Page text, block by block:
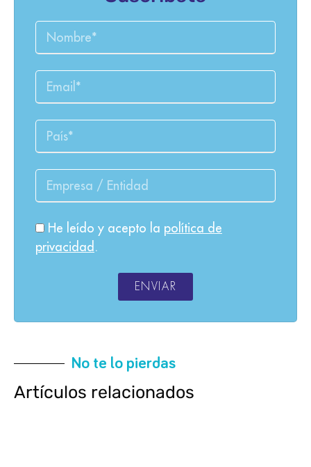
He leído y acepto la política de
privacidad .
ENVIAR
No te lo pierdas
Artículos relacionados